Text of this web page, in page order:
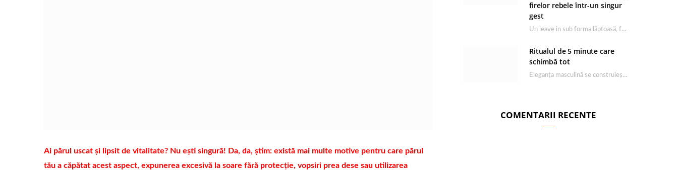
Ai părul uscat și lipsit de vitalitate? Nu ești singură! Da, da, știm: există mai multe motive pentru care părul
tău a căpătat acest aspect, expunerea excesivă la soare fără protecție, vopsiri prea dese sau utilizarea
firelor rebele într-un singur
gest
Un leave in sub forma lăptoasă, fără clătire care completează rutina Ultimate Smooth și transformă…
Ritualul de 5 minute care
schimbă tot
Eleganța masculină se construiește dimineața, în câteva minute și cu produsele potrivite. O rutină de…
COMENTARII RECENTE